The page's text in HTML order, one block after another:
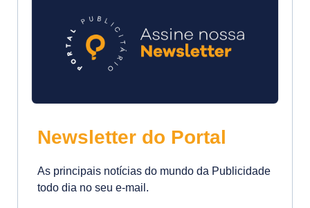
Newsletter do Portal
As principais notícias do mundo da Publicidade
todo dia no seu e-mail.